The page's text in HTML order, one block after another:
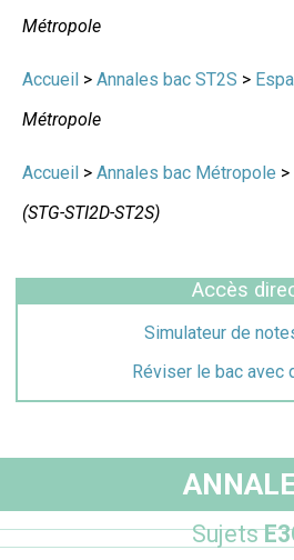
Métropole
Accueil > Annales bac ST2S >
Métropole
Accueil > Annales bac Métropole >
(STG-STI2D-ST2S)
Accès
Simulateur de
Réviser le bac avec
Sujets